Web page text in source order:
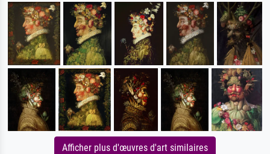
Afficher plus d'œuvres d'art similaires